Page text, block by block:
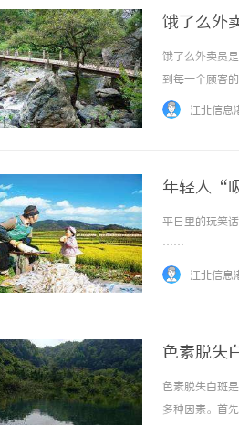
饿了么外
饿了么外卖员
到每一个顾客
多的便利和享
江北信息
年轻人“
平日里的玩笑
……
江北信息
色素脱失
色素脱失白斑
多种因素。首